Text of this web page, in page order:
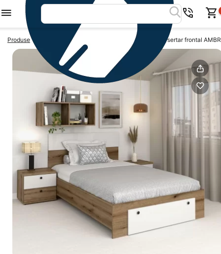
Produse Paturi de o persoana Pat de o persoana cu sertar frontal